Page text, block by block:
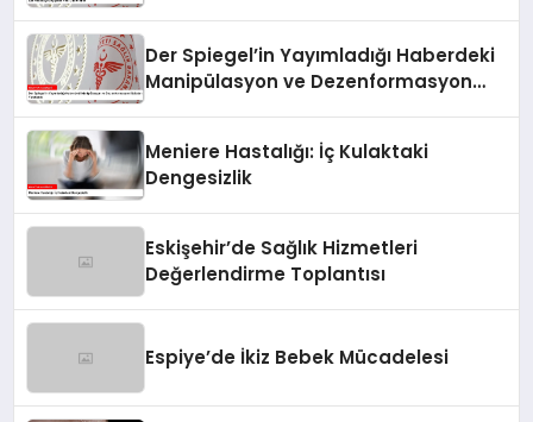
Der Spiegel’in Yayımladığı Haberdeki
Manipülasyon ve Dezenformasyon
Meniere Hastalığı: İç Kulaktaki
Dengesizlik
Eskişehir’de Sağlık Hizmetleri
Değerlendirme Toplantısı
Espiye’de İkiz Bebek Mücadelesi